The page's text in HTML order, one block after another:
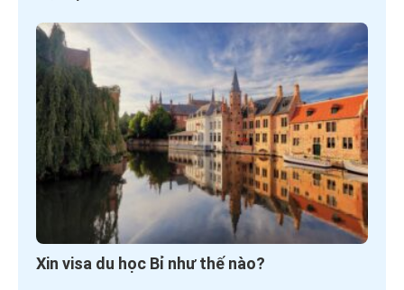
Xin visa du học Bỉ như thế nào?